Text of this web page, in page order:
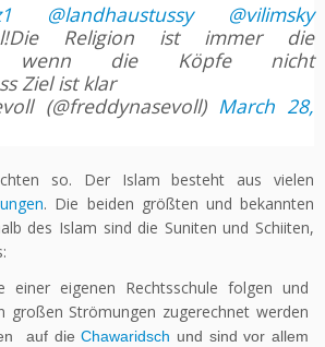
@landhaustussy
@vilimsky
Religion ist immer die
wenn die Köpfe nicht
Ziel ist klar
(@freddynasevoll) March 28,
so. Der Islam besteht aus vielen
. Die beiden größten und bekannten
des Islam sind die Suniten und Schiiten,
einer eigenen Rechtsschule folgen und
großen Strömungen zugerechnet werden
auf dieChawaridsch und sind vor allem